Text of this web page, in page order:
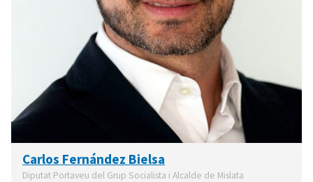
Carlos Fernández Bielsa
Diputat Portaveu del Grup Socialista i Alcalde de Mislata